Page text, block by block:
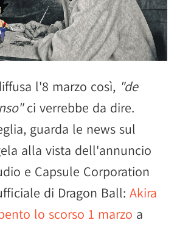
l'8 marzo così, "de
ci verrebbe da dire.
guarda le news sul
alla vista dell'annuncio
e Capsule Corporation
di Dragon Ball: Akira
lo scorso 1 marzo a